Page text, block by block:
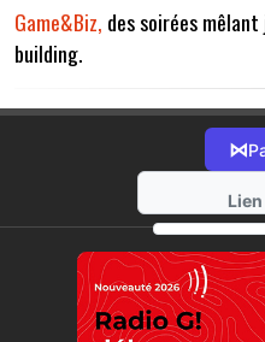
Game&Biz, des soirées
building.
⋈